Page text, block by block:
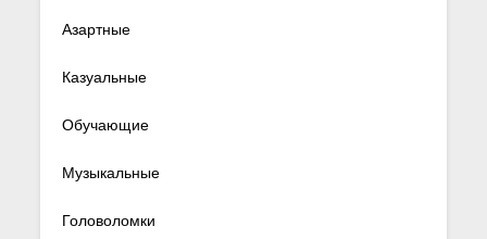
Азартные
Казуальные
Обучающие
Музыкальные
Головоломки